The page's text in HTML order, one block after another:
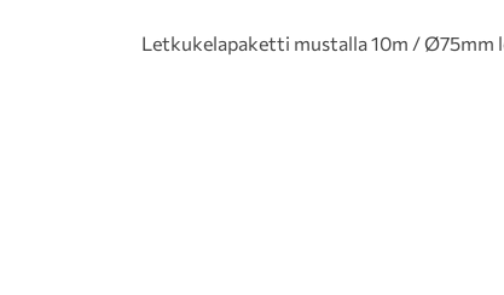
Letkukelapaketti mustalla 10m / Ø75mm